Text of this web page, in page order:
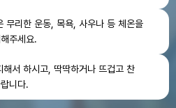
무리한 운동, 목욕, 사우나 등 체온을
주세요.
서 하시고, 딱딱하거나 뜨겁고 찬
니다.